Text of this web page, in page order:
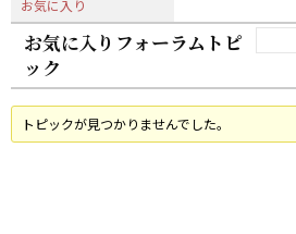
お気に入り
お気に入りフォーラムトピ
ック
トピックが見つかりませんでした。